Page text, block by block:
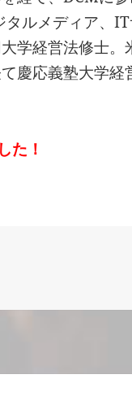
ルメディア、
学経営法修士。
慶応義塾大学経
た！